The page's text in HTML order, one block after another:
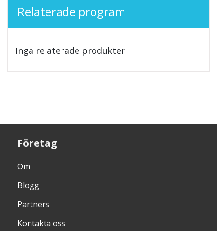
Relaterade program
Inga relaterade produkter
Företag
Om
Blogg
Partners
Kontakta oss